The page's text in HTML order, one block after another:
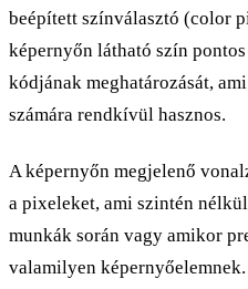
beépített színválasztó (color
képernyőn látható szín
kódjának meghatározását,
számára rendkívül hasznos.
A képernyőn megjelenő
a pixeleket, ami szintén
munkák során vagy amikor
valamilyen képernyőelemnek.